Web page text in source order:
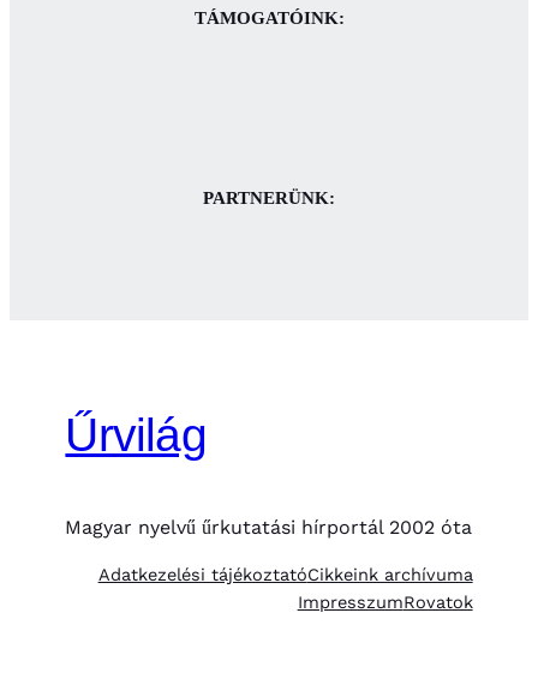
TÁMOGATÓINK:
PARTNERÜNK:
Űrvilág
Magyar nyelvű űrkutatási hírportál 2002 óta
Adatkezelési tájékoztatóCikkeink archívuma
ImpresszumRovatok